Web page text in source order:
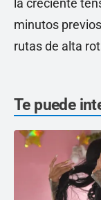
la creciente
minutos
rutas de alta
Te puede